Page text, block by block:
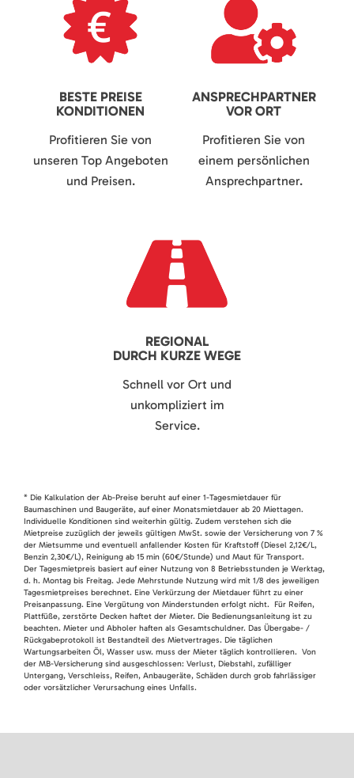
BESTE PREISE
KONDITIONEN
Profitieren Sie von
unseren Top Angeboten
und Preisen.
ANSPRECHPARTNER
VOR ORT
Profitieren Sie von
einem persönlichen
Ansprechpartner.
REGIONAL
DURCH KURZE WEGE
Schnell vor Ort und
unkompliziert im
Service.
* Die Kalkulation der Ab-Preise beruht auf einer 1-Tagesmietdauer für
Baumaschinen und Baugeräte, auf einer Monatsmietdauer ab 20 Miettagen.
Individuelle Konditionen sind weiterhin gültig. Zudem verstehen sich die
Mietpreise zuzüglich der jeweils gültigen MwSt. sowie der Versicherung von 7 %
der Mietsumme und eventuell anfallender Kosten für Kraftstoff (Diesel 2,12€/L,
Benzin 2,30€/L), Reinigung ab 15 min (60€/Stunde) und Maut für Transport.
Der Tagesmietpreis basiert auf einer Nutzung von 8 Betriebsstunden je Werktag,
d. h. Montag bis Freitag. Jede Mehrstunde Nutzung wird mit 1/8 des jeweiligen
Tagesmietpreises berechnet. Eine Verkürzung der Mietdauer führt zu einer
Preisanpassung. Eine Vergütung von Minderstunden erfolgt nicht. Für Reifen,
Plattfüße, zerstörte Decken haftet der Mieter. Die Bedienungsanleitung ist zu
beachten. Mieter und Abholer haften als Gesamtschuldner. Das Übergabe- /
Rückgabeprotokoll ist Bestandteil des Mietvertrages. Die täglichen
Wartungsarbeiten Öl, Wasser usw. muss der Mieter täglich kontrollieren. Von
der MB-Versicherung sind ausgeschlossen: Verlust, Diebstahl, zufälliger
Untergang, Verschleiss, Reifen, Anbaugeräte, Schäden durch grob fahrlässiger
oder vorsätzlicher Verursachung eines Unfalls.